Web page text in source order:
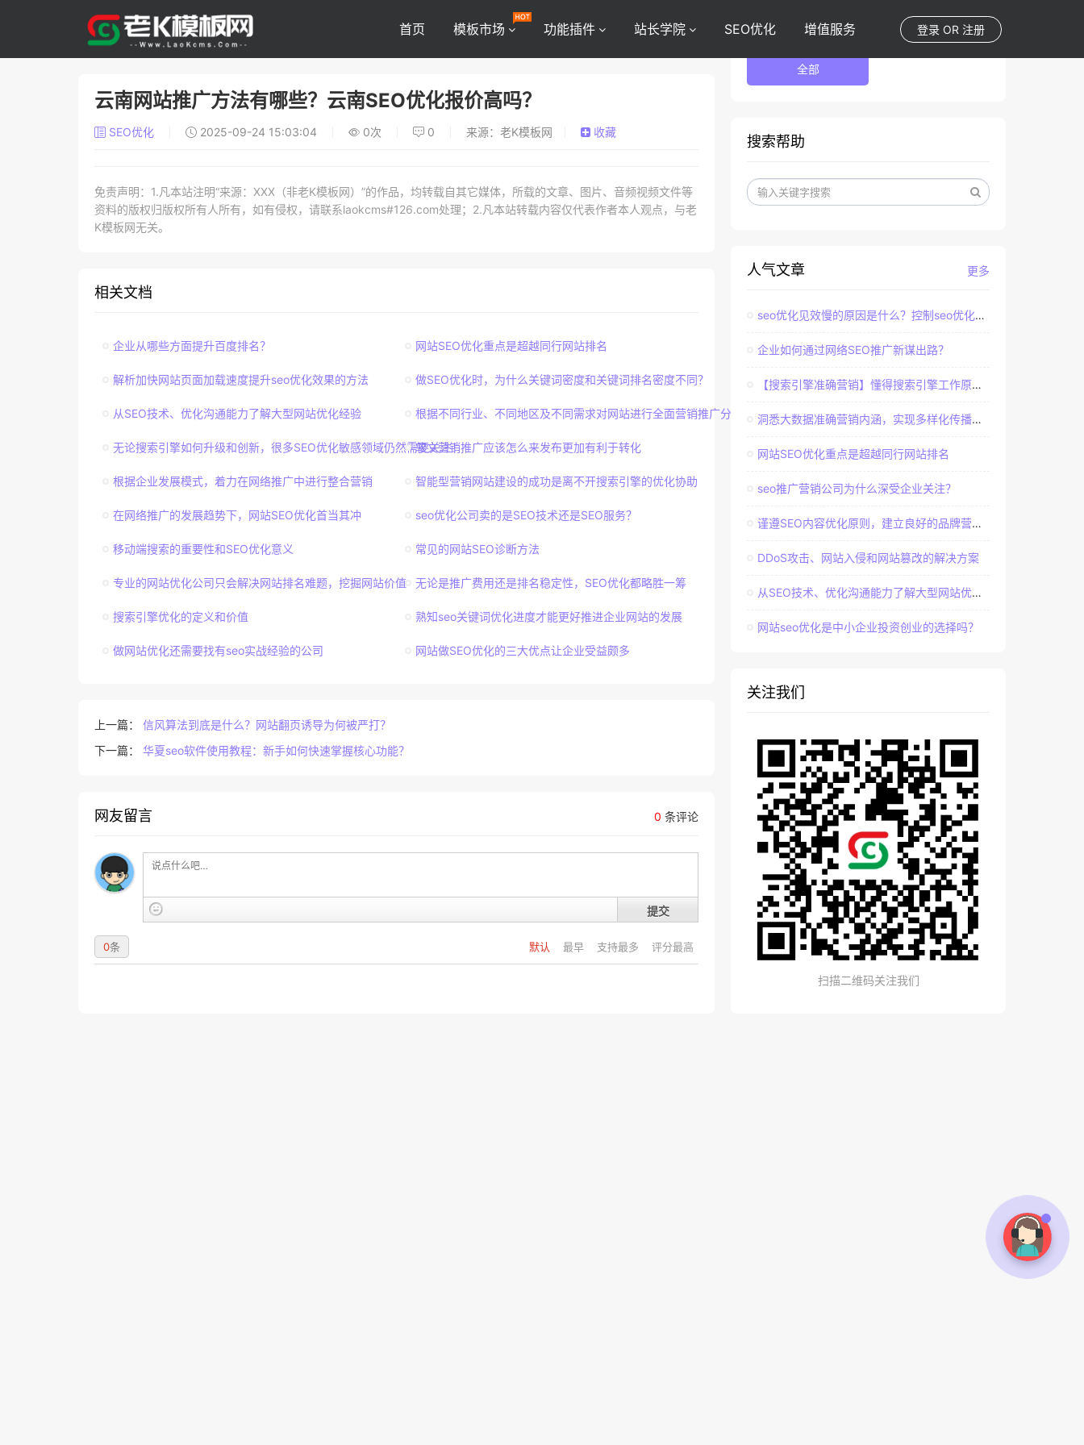
登录 OR 注册
首页 模板市场 功能插件 站长学院 SEO优化 增值服务
云南网站推广方法有哪些？云南SEO优化报价高吗？
SEO优化 2025-09-24 15:03:04 0次 0 来源：老K模板网 收藏
免责声明：1.凡本站注明“来源：XXX（非老K模板网）”的作品，均转载自其它媒体，所载的文章、图片、音频视频文件等
资料的版权归版权所有人所有，如有侵权，请联系laokcms#126.com处理；2.凡本站转载内容仅代表作者本人观点，与老
K模板网无关。
相关文档
企业从哪些方面提升百度排名？ 网站SEO优化重点是超越同行网站排名
解析加快网站页面加载速度提升seo优化效果的方法 做SEO优化时，为什么关键词密度和关键词排名密度不同？
从SEO技术、优化沟通能力了解大型网站优化经验 根据不同行业、不同地区及不同需求对网站进行全面营销推广分析
无论搜索引擎如何升级和创新，很多SEO优化敏感领域仍然需要关注！软文营销推广应该怎么来发布更加有利于转化
根据企业发展模式，着力在网络推广中进行整合营销 智能型营销网站建设的成功是离不开搜索引擎的优化协助
在网络推广的发展趋势下，网站SEO优化首当其冲 seo优化公司卖的是SEO技术还是SEO服务？
移动端搜索的重要性和SEO优化意义 常见的网站SEO诊断方法
专业的网站优化公司只会解决网站排名难题，挖掘网站价值 无论是推广费用还是排名稳定性，SEO优化都略胜一筹
搜索引擎优化的定义和价值 熟知seo关键词优化进度才能更好推进企业网站的发展
做网站优化还需要找有seo实战经验的公司 网站做SEO优化的三大优点让企业受益颇多
上一篇： 信风算法到底是什么？网站翻页诱导为何被严打？
下一篇： 华夏seo软件使用教程：新手如何快速掌握核心功能？
0 条评论
网友留言
提交
默认 最早 支持最多 评分最高
0条
全部
搜索帮助
更多
人气文章
seo优化见效慢的原因是什么？控制seo优化效果的直接因素
企业如何通过网络SEO推广新谋出路？
【搜索引擎准确营销】懂得搜索引擎工作原理，建立准确客户群体
洞悉大数据准确营销内涵，实现多样化传播效果
网站SEO优化重点是超越同行网站排名
seo推广营销公司为什么深受企业关注？
谨遵SEO内容优化原则，建立良好的品牌营销口碑
DDoS攻击、网站入侵和网站篡改的解决方案
从SEO技术、优化沟通能力了解大型网站优化经验
网站seo优化是中小企业投资创业的选择吗？
关注我们
扫描二维码关注我们